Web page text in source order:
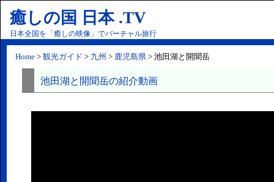
癒しの国 日本 .TV
日本全国を「癒しの映像」でバーチャル旅行
Home > 観光ガイド > 九州 > 鹿児島県 > 池田湖と開聞岳
池田湖と開聞岳の紹介動画